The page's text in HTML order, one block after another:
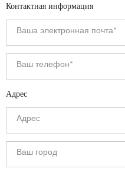
Контактная информация
Адрес